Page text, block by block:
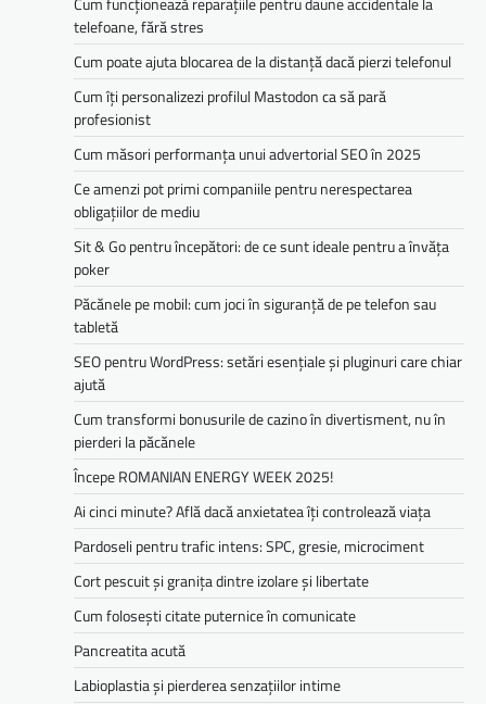
telefoane, fără stres
Cum poate ajuta blocarea de la distanță dacă pierzi telefonul
Cum îți personalizezi profilul Mastodon ca să pară
profesionist
Cum măsori performanța unui advertorial SEO în 2025
Ce amenzi pot primi companiile pentru nerespectarea
obligațiilor de mediu­­
Sit & Go pentru începători: de ce sunt ideale pentru a învăța
poker
Păcănele pe mobil: cum joci în siguranță de pe telefon sau
tabletă
SEO pentru WordPress: setări esențiale și pluginuri care chiar
ajută
Cum transformi bonusurile de cazino în divertisment, nu în
pierderi la păcănele
Începe ROMANIAN ENERGY WEEK 2025!
Ai cinci minute? Află dacă anxietatea îți controlează viața
Pardoseli pentru trafic intens: SPC, gresie, microciment
Cort pescuit și granița dintre izolare și libertate
Cum folosești citate puternice în comunicate
Pancreatita acută
Labioplastia și pierderea senzațiilor intime